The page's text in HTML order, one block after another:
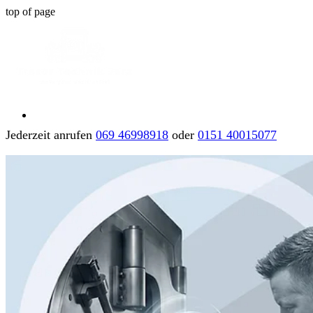
top of page
Jederzeit anrufen 069 46998918 oder 0151 40015077